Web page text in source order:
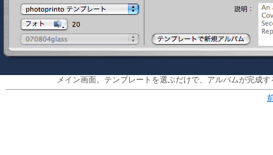
メイン画面。テンプレートを選ぶだけで、アルバムが完成